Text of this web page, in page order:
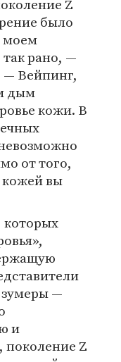
Z
было
моем
рано, —
— Вейпинг,
дым
кожи. В
от того,
кожей вы
которых
—
и
поколение Z